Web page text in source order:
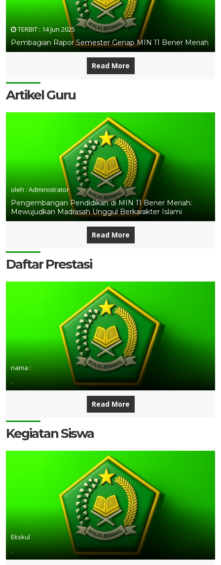
TERBIT : 14 Jun 2025
Pembagian Rapor Semester Genap MIN 11 Bener Meriah
Read More
Artikel Guru
oleh : Administrator
Pengembangan Pendidikan di MIN 11 Bener Meriah:
Mewujudkan Madrasah Unggul Berkarakter Islami
Read More
Daftar Prestasi
nama :
.
Read More
Kegiatan Siswa
Ekskul
.